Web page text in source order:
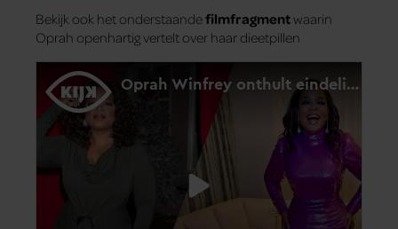
Bekijk ook het onderstaandefilmfragment waarin
Oprah openhartig vertelt over haar dieetpillen